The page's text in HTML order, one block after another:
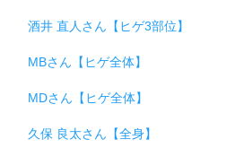
酒井 直人さん【ヒゲ3部位】
MBさん【ヒゲ全体】
MDさん【ヒゲ全体】
久保 良太さん【全身】